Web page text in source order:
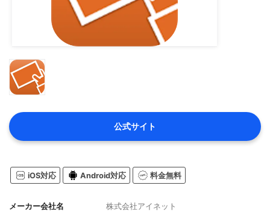
公式サイト
iOS対応 Android対応 料金無料
メーカー会社名
株式会社アイネット